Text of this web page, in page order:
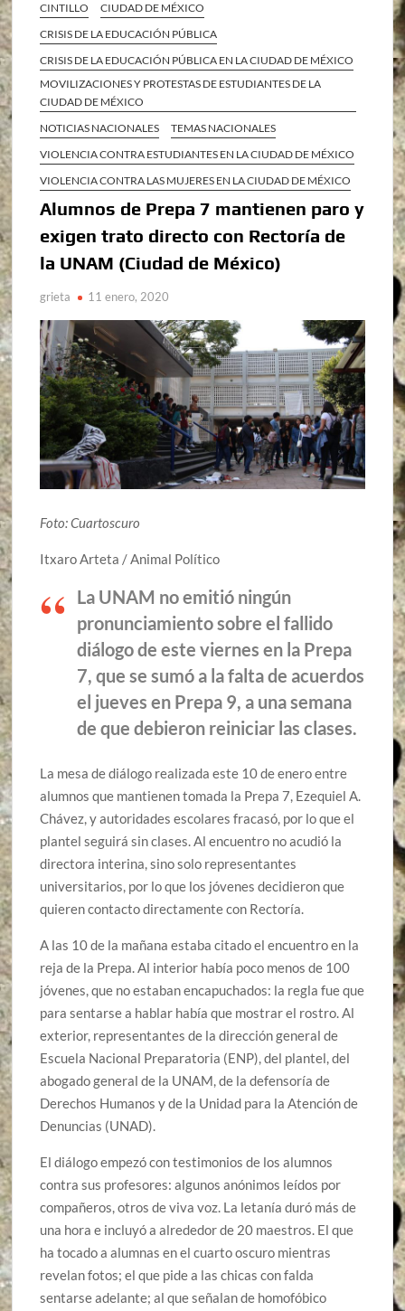
CINTILLO
CIUDAD DE MÉXICO
CRISIS DE LA EDUCACIÓN PÚBLICA
CRISIS DE LA EDUCACIÓN PÚBLICA EN LA CIUDAD DE MÉXICO
MOVILIZACIONES Y PROTESTAS DE ESTUDIANTES DE LA
CIUDAD DE MÉXICO
NOTICIAS NACIONALES
TEMAS NACIONALES
VIOLENCIA CONTRA ESTUDIANTES EN LA CIUDAD DE MÉXICO
VIOLENCIA CONTRA LAS MUJERES EN LA CIUDAD DE MÉXICO
Alumnos de Prepa 7 mantienen paro y
exigen trato directo con Rectoría de
la UNAM (Ciudad de México)
grieta 11 enero, 2020
Foto: Cuartoscuro
Itxaro Arteta / Animal Político
La UNAM no emitió ningún
pronunciamiento sobre el fallido
diálogo de este viernes en la Prepa
7, que se sumó a la falta de acuerdos
el jueves en Prepa 9, a una semana
de que debieron reiniciar las clases.
La mesa de diálogo realizada este 10 de enero entre
alumnos que mantienen tomada la Prepa 7, Ezequiel A.
Chávez, y autoridades escolares fracasó, por lo que el
plantel seguirá sin clases. Al encuentro no acudió la
directora interina, sino solo representantes
universitarios, por lo que los jóvenes decidieron que
quieren contacto directamente con Rectoría.
A las 10 de la mañana estaba citado el encuentro en la
reja de la Prepa. Al interior había poco menos de 100
jóvenes, que no estaban encapuchados: la regla fue que
para sentarse a hablar había que mostrar el rostro. Al
exterior, representantes de la dirección general de
Escuela Nacional Preparatoria (ENP), del plantel, del
abogado general de la UNAM, de la defensoría de
Derechos Humanos y de la Unidad para la Atención de
Denuncias (UNAD).
El diálogo empezó con testimonios de los alumnos
contra sus profesores: algunos anónimos leídos por
compañeros, otros de viva voz. La letanía duró más de
una hora e incluyó a alrededor de 20 maestros. El que
ha tocado a alumnas en el cuarto oscuro mientras
revelan fotos; el que pide a las chicas con falda
sentarse adelante; al que señalan de homofóbico